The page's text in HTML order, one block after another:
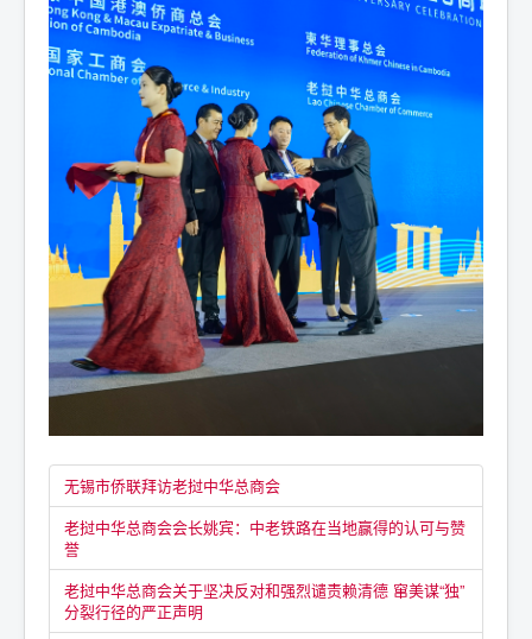
无锡市侨联拜访老挝中华总商会
老挝中华总商会会长姚宾：中老铁路在当地赢得的认可与赞
誉
老挝中华总商会关于坚决反对和强烈谴责赖清德 窜美谋“独”
分裂行径的严正声明